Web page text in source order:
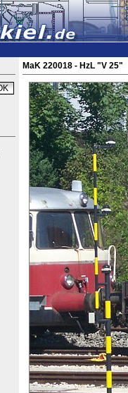
MaK 220018 - HzL "V 25"